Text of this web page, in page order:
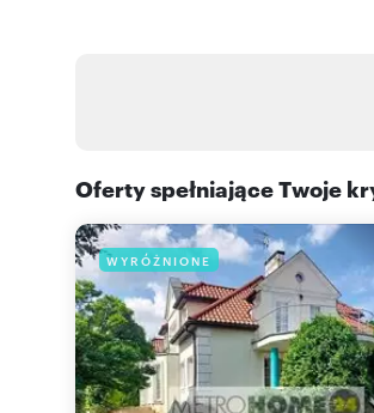
Oferty spełniające Twoje
WYRÓŻNIONE